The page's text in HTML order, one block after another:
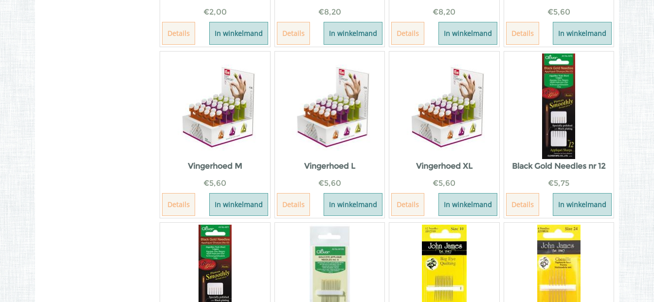
€2,00
Details In winkelmand
€8,20
Details In winkelmand
€8,20
Details In winkelmand
€5,60
Details In winkelmand
Vingerhoed M
€5,60
Details In winkelmand
Vingerhoed L
€5,60
Details In winkelmand
Vingerhoed XL
€5,60
Details In winkelmand
Black Gold Needles nr 12
€5,75
Details In winkelmand